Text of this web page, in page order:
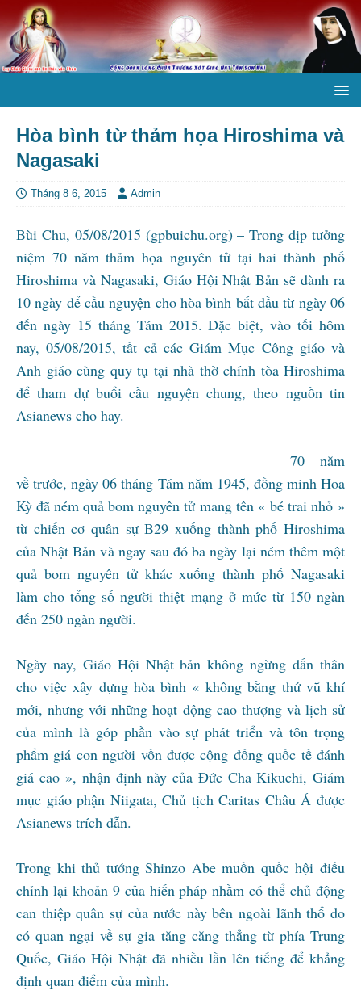
Hòa bình từ thảm họa Hiroshima và
Nagasaki
Tháng 8 6, 2015 Admin
Bùi Chu, 05/08/2015 (gpbuichu.org) – Trong dịp tưởng
niệm 70 năm thảm họa nguyên tử tại hai thành phố
Hiroshima và Nagasaki, Giáo Hội Nhật Bản sẽ dành ra
10 ngày để cầu nguyện cho hòa bình bắt đầu từ ngày 06
đến ngày 15 tháng Tám 2015. Đặc biệt, vào tối hôm
nay, 05/08/2015, tất cả các Giám Mục Công giáo và
Anh giáo cùng quy tụ tại nhà thờ chính tòa Hiroshima
để tham dự buổi cầu nguyện chung, theo nguồn tin
Asianews cho hay.
70 năm
về trước, ngày 06 tháng Tám năm 1945, đồng minh Hoa
Kỳ đã ném quả bom nguyên tử mang tên « bé trai nhỏ »
từ chiến cơ quân sự B29 xuống thành phố Hiroshima
của Nhật Bản và ngay sau đó ba ngày lại ném thêm một
quả bom nguyên tử khác xuống thành phố Nagasaki
làm cho tổng số người thiệt mạng ở mức từ 150 ngàn
đến 250 ngàn người.
Ngày nay, Giáo Hội Nhật bản không ngừng dấn thân
cho việc xây dựng hòa bình « không bằng thứ vũ khí
mới, nhưng với những hoạt động cao thượng và lịch sử
của mình là góp phần vào sự phát triển và tôn trọng
phẩm giá con người vốn được cộng đồng quốc tế đánh
giá cao », nhận định này của Đức Cha Kikuchi, Giám
mục giáo phận Niigata, Chủ tịch Caritas Châu Á được
Asianews trích dẫn.
Trong khi thủ tướng Shinzo Abe muốn quốc hội điều
chỉnh lại khoản 9 của hiến pháp nhằm có thể chủ động
can thiệp quân sự của nước này bên ngoài lãnh thổ do
có quan ngại về sự gia tăng căng thẳng từ phía Trung
Quốc, Giáo Hội Nhật đã nhiều lần lên tiếng để khẳng
định quan điểm của mình.